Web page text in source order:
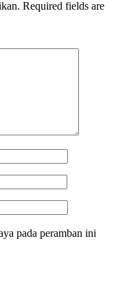
Required fields are
pada peramban ini